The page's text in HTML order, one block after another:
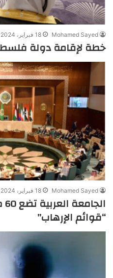
Mohamed Sayed 18 فبراير، 2024
خطة لإقامة دولة
Mohamed Sayed 18 فبراير، 2024
“قوائم الإرهاب”